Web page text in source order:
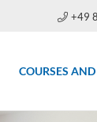
+49
COURSES